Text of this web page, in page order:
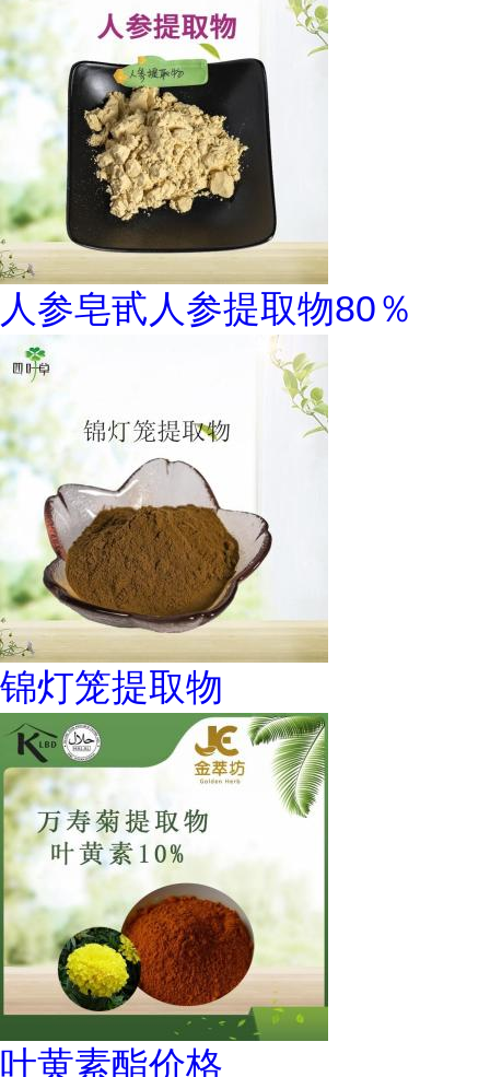
人参皂甙人参提取物80％
锦灯笼提取物
叶黄素酯价格